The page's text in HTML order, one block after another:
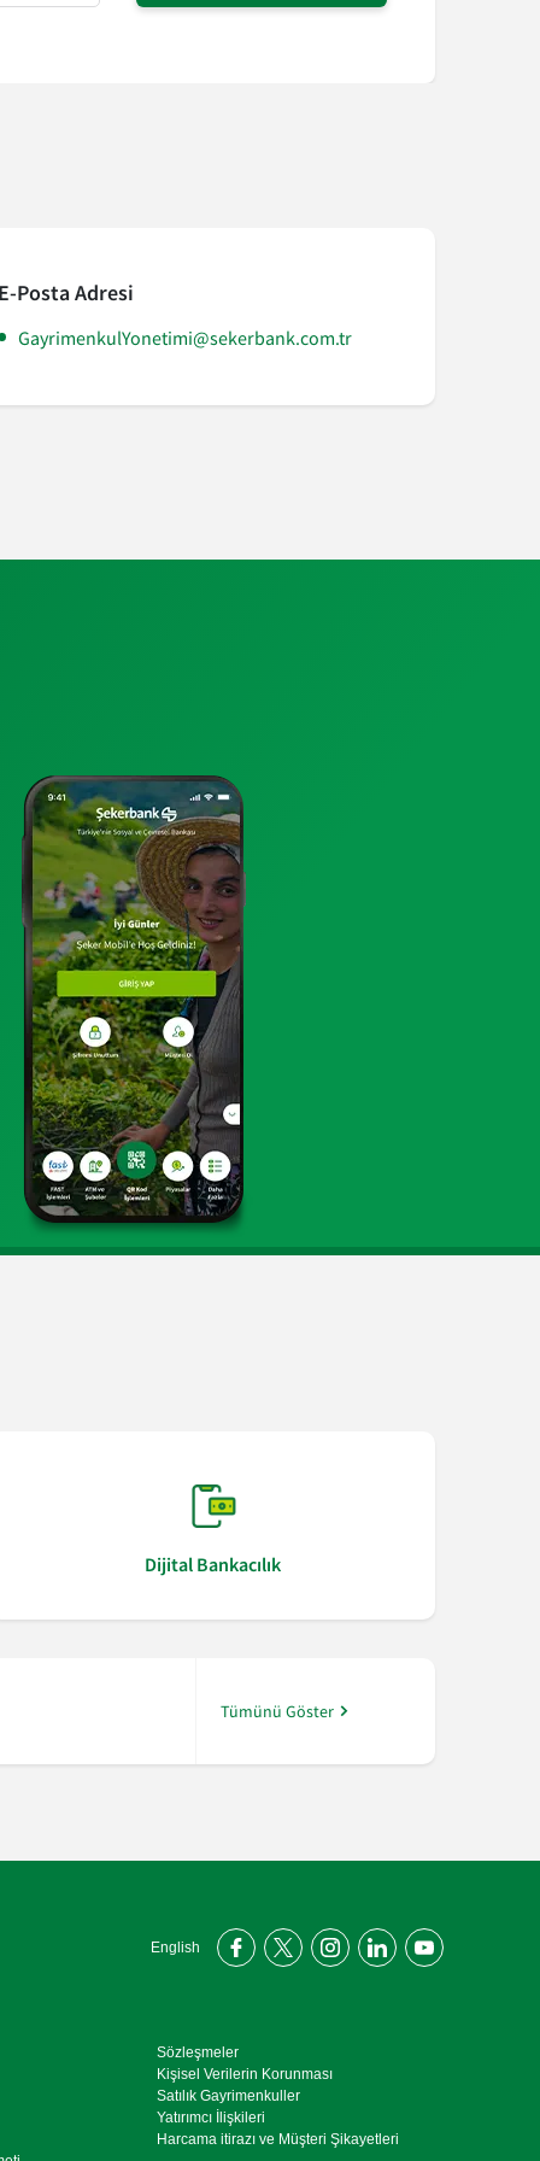
E-Posta Adresi
GayrimenkulYonetimi@sekerbank.com.tr
Dijital Bankacılık
“Şekerbank Fon 360” ile yatırım fonları Şeker
Tümünü Göster
English
Sözleşmeler
Kişisel Verilerin Korunması
Satılık Gayrimenkuller
Yatırımcı İlişkileri
Harcama itirazı ve Müşteri Şikayetleri